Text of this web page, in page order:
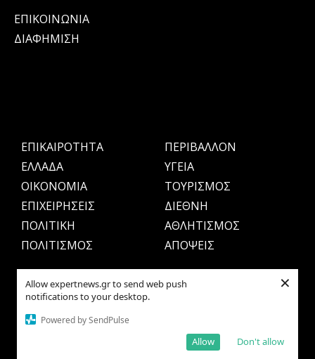
Allow expertnews.gr to send web push
notifications to your desktop.
Powered by SendPulse
Don't allow
Allow
×
ΕΠΙΚΟΙΝΩΝΙΑ
ΔΙΑΦΗΜΙΣΗ
ΕΠΙΚΑΙΡΟΤΗΤΑ
ΕΛΛΑΔΑ
OIKONOMIA
ΕΠΙΧΕΙΡΗΣΕΙΣ
ΠΟΛΙΤΙΚΗ
ΠΟΛΙΤΙΣΜΟΣ
ΠΕΡΙΒΑΛΛΟΝ
ΥΓΕΙΑ
ΤΟΥΡΙΣΜΟΣ
ΔΙΕΘΝΗ
ΑΘΛΗΤΙΣΜΟΣ
ΑΠΟΨΕΙΣ